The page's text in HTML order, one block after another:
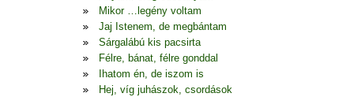
Mikor …legény voltam
Jaj Istenem, de megbántam
Sárgalábú kis pacsirta
Félre, bánat, félre gonddal
Ihatom én, de iszom is
Hej, víg juhászok, csordások